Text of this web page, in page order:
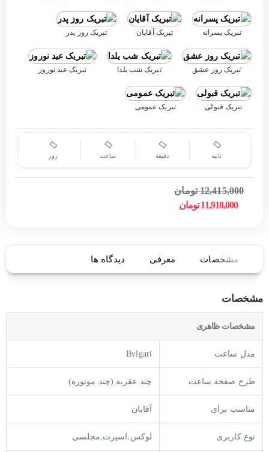
روز ساعت دقیقه ثانیه
11,918,000 تومان
12,415,000 تومان
تبریک پسرانه تبریک آقایان تبریک روز پدر
تبریک روز عشق تبریک شب یلدا تبریک عید نوروز
تبریک قبولی تبریک عمومی
مشخصات معرفی دیدگاه ها
مشخصات
مشخصات ظاهری
مدل ساعت Bvlgari
طرح صفحه ساعت چند عقربه (چند موتوره)
مناسب برای آقایان
نوع کاربری لوکس,اسپرت,مجلسی